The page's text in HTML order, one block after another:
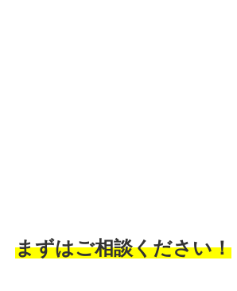
まずはご相談ください！